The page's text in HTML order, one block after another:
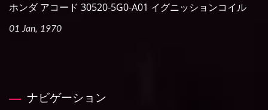
ホンダ アコード 30520-5G0-A01 イグニッションコイル
01 Jan, 1970
ナビゲーション